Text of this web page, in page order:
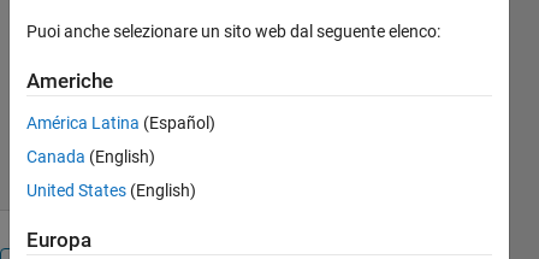
Versione 1.0.0.0
2,2K download
5,00/5
Puoi anche selezionare un sito web dal seguente elenco:
Americhe
América Latina (Español)
Canada (English)
United States (English)
Europa